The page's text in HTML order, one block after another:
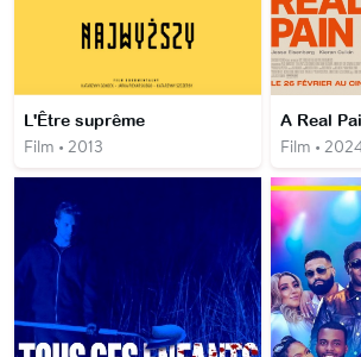
L'Être suprême
Film • 2013
A Real
Film •